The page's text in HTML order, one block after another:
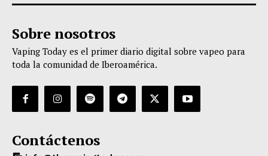
Sobre nosotros
Vaping Today es el primer diario digital sobre vapeo para
toda la comunidad de Iberoamérica.
Contáctenos